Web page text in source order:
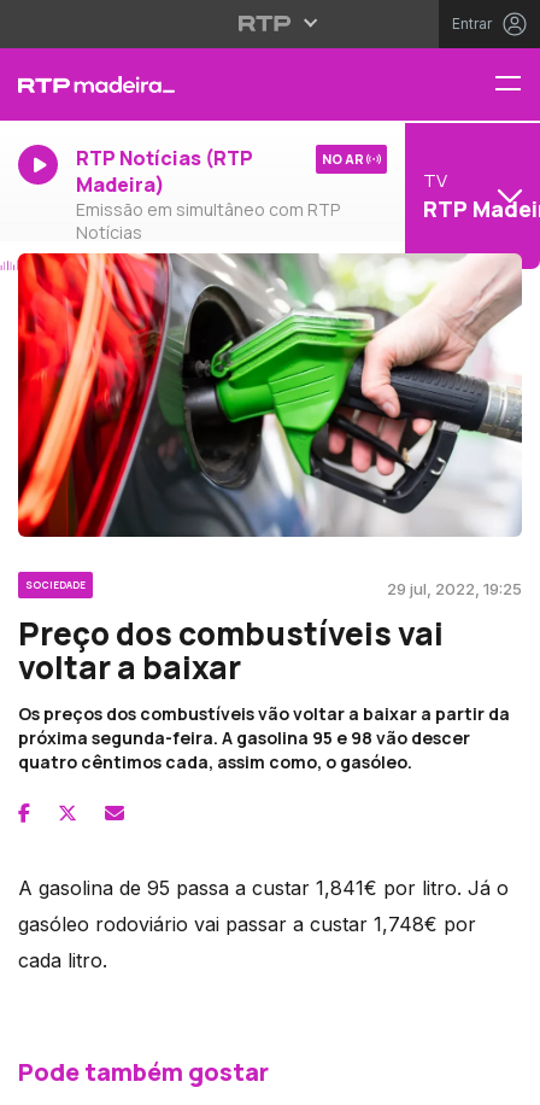
Entrar
RTP Notícias (RTP
Madeira)
Emissão em simultâneo com RTP
Notícias
NO AR
TV
RTP
SOCIEDADE 29 jul, 2022, 19:25
Preço dos combustíveis vai
voltar a baixar
Os preços dos combustíveis vão voltar a baixar a partir da
próxima segunda-feira. A gasolina 95 e 98 vão descer
quatro cêntimos cada, assim como, o gasóleo.
A gasolina de 95 passa a custar 1,841€ por litro. Já o
gasóleo rodoviário vai passar a custar 1,748€ por
cada litro.
Pode também gostar